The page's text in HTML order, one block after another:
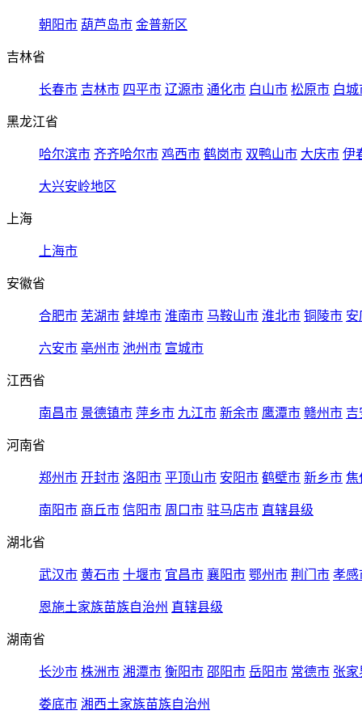
朝阳市 葫芦岛市 金普新区
吉林省
长春市 吉林市 四平市 辽源市 通化市 白山市 松原市 白城
黑龙江省
哈尔滨市 齐齐哈尔市 鸡西市 鹤岗市 双鸭山市 大庆市 伊
大兴安岭地区
上海
上海市
安徽省
合肥市 芜湖市 蚌埠市 淮南市 马鞍山市 淮北市 铜陵市 安
六安市 亳州市 池州市 宣城市
江西省
南昌市 景德镇市 萍乡市 九江市 新余市 鹰潭市 赣州市 吉
河南省
郑州市 开封市 洛阳市 平顶山市 安阳市 鹤壁市 新乡市 焦
南阳市 商丘市 信阳市 周口市 驻马店市 直辖县级
湖北省
武汉市 黄石市 十堰市 宜昌市 襄阳市 鄂州市 荆门市 孝感
恩施土家族苗族自治州 直辖县级
湖南省
长沙市 株洲市 湘潭市 衡阳市 邵阳市 岳阳市 常德市 张家
娄底市 湘西土家族苗族自治州